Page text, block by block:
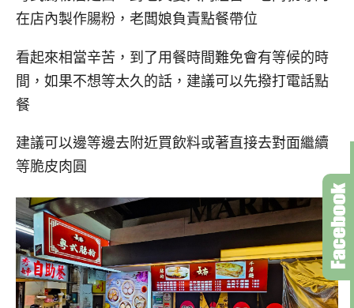
在店內製作腸粉，老闆娘負責點餐帶位
看起來相當辛苦，到了用餐時間難免會有等候的時
間，如果不想等太久的話，建議可以先撥打電話點
餐
建議可以邊等邊去附近買飲料或著直接去對面繼續
等脆皮肉圓